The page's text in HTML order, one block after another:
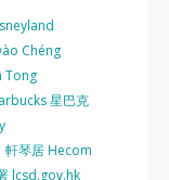
Chéng
Tong
星巴克
軒琴居 Hecom
lcsd.gov.hk